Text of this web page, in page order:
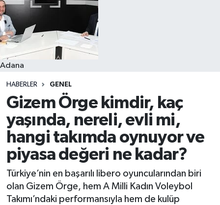
Adana
HABERLER GENEL
Gizem Örge kimdir, kaç
yaşında, nereli, evli mi,
hangi takımda oynuyor ve
piyasa değeri ne kadar?
Türkiye’nin en başarılı libero oyuncularından biri
olan Gizem Örge, hem A Milli Kadın Voleybol
Takımı’ndaki performansıyla hem de kulüp
Resmi İlanlar